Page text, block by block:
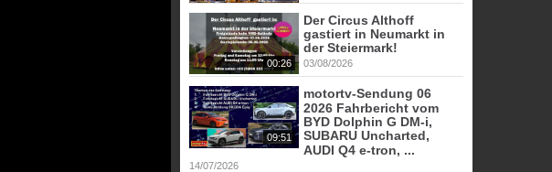
00:26
Der Circus Althoff
gastiert in Neumarkt in
der Steiermark!
03/08/2026
09:51
motortv-Sendung 06
2026 Fahrbericht vom
BYD Dolphin G DM-i,
SUBARU Uncharted,
AUDI Q4 e-tron, ...
14/07/2026